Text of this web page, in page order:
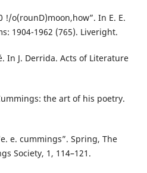
!/o(rounD)moon,how”. In E. E.
1904-1962 (765). Liveright.
In J. Derrida. Acts of Literature
the art of his poetry.
e. cummings”. Spring, The
Society, 1, 114–121.